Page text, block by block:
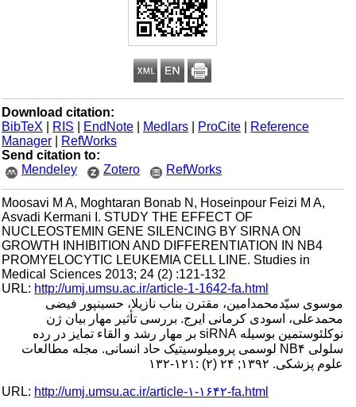
Download citation:
BibTeX
| RIS |EndNote |Medlars |ProCite |Reference
Manager
|RefWorks
Send citation to:
Mendeley
Zotero RefWorks
Moosavi M A, Moghtaran Bonab N, Hoseinpour Feizi M A,
Asvadi Kermani I. STUDY THE EFFECT OF
NUCLEOSTEMIN GENE SILENCING BY SIRNA ON
GROWTH INHIBITION AND DIFFERENTIATION IN NB4
PROMYELOCYTIC LEUKEMIA CELL LINE. Studies in
Medical Sciences 2013; 24 (2) :121-132
URL:http://umj.umsu.ac.ir/article-1-1642-fa.html
موسوی سیّدمحمدامین، مقترن بناب نازیلا، حسینپور فیضی
محمدعلی، اسودی کرمانی ایرج. بررسی تأثیر مهار بیان ژن
نوکلئوستمین بوسیله siRNA بر مهار رشد و القاء تمایز در رده
سلولی NB۴ لوسمی پرومیلوسیتیک حاد انسانی. مجله مطالعات
علوم پزشکی. ۱۳۹۲; ۲۴ (۲) :۱۲۱-۱۳۲
URL:http://umj.umsu.ac.ir/article-۱-۱۶۴۲-fa.html